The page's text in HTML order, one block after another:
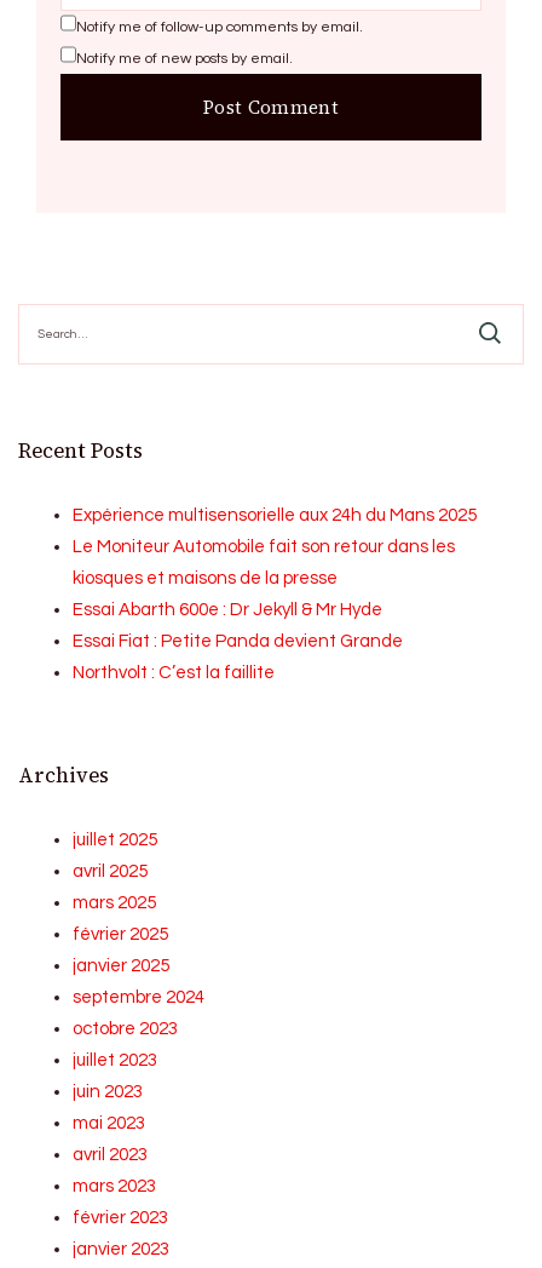
Notify me of follow-up comments by email.
Notify me of new posts by email.
for:
Recent Posts
Expérience multisensorielle aux 24h du Mans 2025
Le Moniteur Automobile fait son retour dans les
kiosques et maisons de la presse
Essai Abarth 600e : Dr Jekyll & Mr Hyde
Essai Fiat : Petite Panda devient Grande
Northvolt : C’est la faillite
Archives
juillet 2025
avril 2025
mars 2025
février 2025
janvier 2025
septembre 2024
octobre 2023
juillet 2023
juin 2023
mai 2023
avril 2023
mars 2023
février 2023
janvier 2023